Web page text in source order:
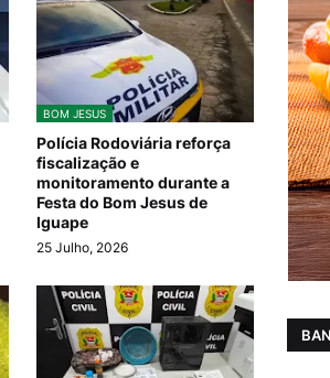
BOM JESUS
Polícia Rodoviária reforça
fiscalização e
monitoramento durante a
Festa do Bom Jesus de
Iguape
25 Julho, 2026